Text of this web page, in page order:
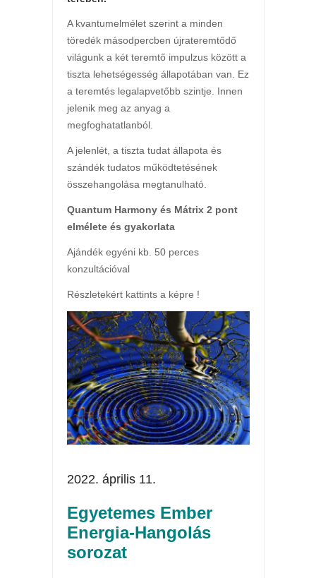
A kvantumelmélet szerint a minden
töredék másodpercben újrateremtődő
világunk a két teremtő impulzus között a
tiszta lehetségesség állapotában van. Ez
a teremtés legalapvetőbb szintje. Innen
jelenik meg az anyag a
megfoghatatlanból.
A jelenlét, a tiszta tudat állapota és
szándék tudatos működtetésének
összehangolása megtanulható.
Quantum Harmony és Mátrix 2 pont
elmélete és gyakorlata
Ajándék egyéni kb. 50 perces
konzultációval
Részletekért kattints a képre !
2022. április 11.
Egyetemes Ember
Energia-Hangolás
sorozat